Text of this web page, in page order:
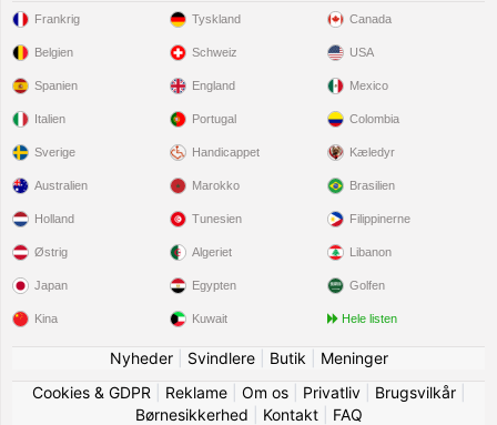
Frankrig
Belgien
Spanien
Italien
Sverige
Tyskland
Schweiz
England
Portugal
Handicappet
Canada
USA
Mexico
Colombia
Kæledyr
Australien
Holland
Østrig
Japan
Kina
Marokko
Tunesien
Algeriet
Egypten
Kuwait
Brasilien
Filippinerne
Libanon
Golfen
Hele listen
Nyheder| Svindlere| Butik
Meninger
Cookies & GDPR
Reklame| Om os| Privatliv| Brugsvilkår|
Børnesikkerhed
Kontakt| FAQ